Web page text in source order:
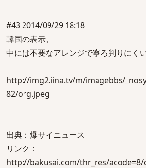
#43 2014/09/29 18:18
韓国の表示。
中には不要なアレンジで寧ろ判りにくい
http://img2.iina.tv/m/imagebbs/
82/org.jpeg
出典：爆サイニュース
リンク：
http://bakusai.com/thr_res/acode=8/